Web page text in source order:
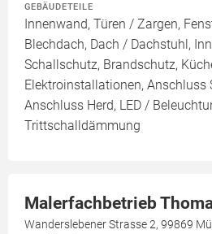
GEBÄUDETEILE
Innenwand, Türen / Zargen,
Blechdach, Dach / Dachstuhl,
Schallschutz, Brandschutz,
Elektroinstallationen, Anschluss
Anschluss Herd, LED /
Trittschalldämmung
Malerfachbetrieb
Wanderslebener Strasse 2, 99869